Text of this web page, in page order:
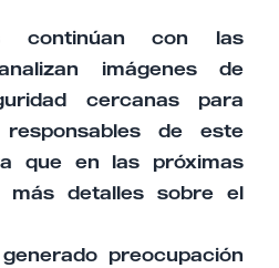
continúan con las
imágenes de
cercanas para
de este
que en las próximas
más detalles sobre el
preocupación